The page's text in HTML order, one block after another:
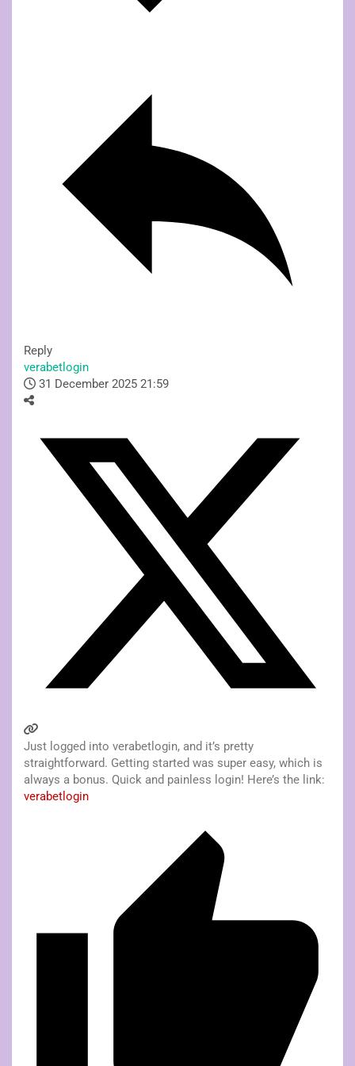
Reply
verabetlogin
31 December 2025 21:59
Just logged into verabetlogin, and it’s pretty
straightforward. Getting started was super easy, which is
always a bonus. Quick and painless login! Here’s the link:
verabetlogin